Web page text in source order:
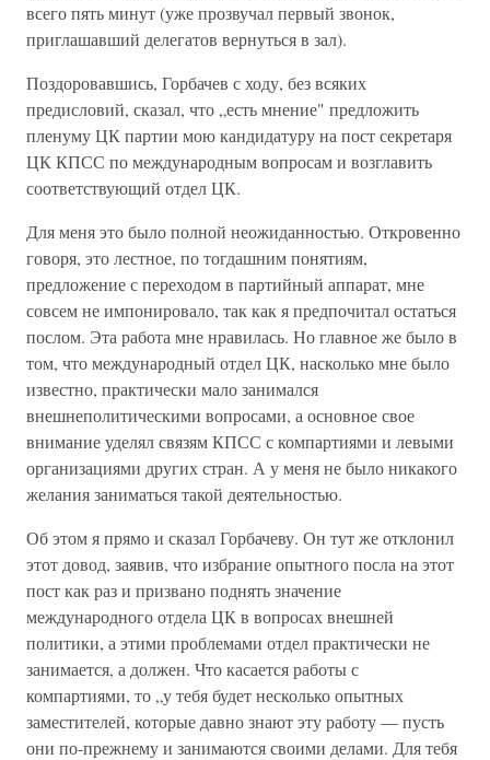
всего пять минут (уже прозвучал первый звонок,
приглашавший делегатов вернуться в зал).
Поздоровавшись, Горбачев с ходу, без всяких
предисловий, сказал, что „есть мнение" предложить
пленуму ЦК партии мою кандидатуру на пост секретаря
ЦК КПСС по международным вопросам и возглавить
соответствующий отдел ЦК.
Для меня это было полной неожиданностью. Откровенно
говоря, это лестное, по тогдашним понятиям,
предложение с переходом в партийный аппарат, мне
совсем не импонировало, так как я предпочитал остаться
послом. Эта работа мне нравилась. Но главное же было в
том, что международный отдел ЦК, насколько мне было
известно, практически мало занимался
внешнеполитическими вопросами, а основное свое
внимание уделял связям КПСС с компартиями и левыми
организациями других стран. А у меня не было никакого
желания заниматься такой деятельностью.
Об этом я прямо и сказал Горбачеву. Он тут же отклонил
этот довод, заявив, что избрание опытного посла на этот
пост как раз и призвано поднять значение
международного отдела ЦК в вопросах внешней
политики, а этими проблемами отдел практически не
занимается, а должен. Что касается работы с
компартиями, то „у тебя будет несколько опытных
заместителей, которые давно знают эту работу — пусть
они по-прежнему и занимаются своими делами. Для тебя